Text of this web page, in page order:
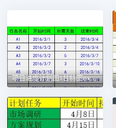
项目进度计划图1甘特图excel模板